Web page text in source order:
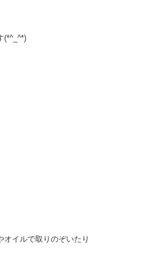
(*^_^*)
イルで取りのぞいたり